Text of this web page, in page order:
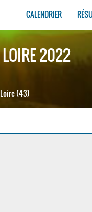
CALENDRIER
LOIRE 2022
(43)